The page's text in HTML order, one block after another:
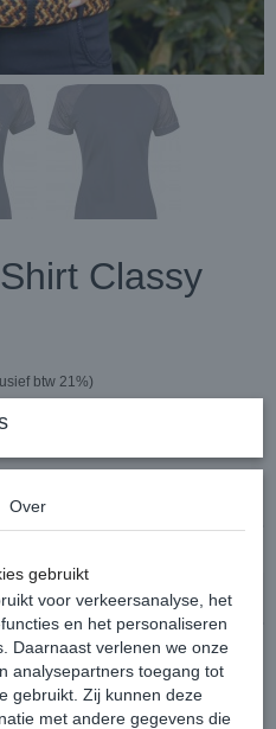
Classy
btw 21%)
Over
gebruikt
voor verkeersanalyse, het
en het personaliseren
Daarnaast verlenen we onze
analysepartners toegang tot
gebruikt. Zij kunnen deze
met andere gegevens die